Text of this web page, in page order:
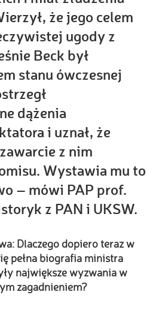
że jego celem
ugody z
Beck był
stanu ówczesnej
dążenia
i uznał, że
z nim
Wystawia mu to
– mówi PAP prof.
z PAN i UKSW.
Dlaczego dopiero teraz w
pełna biografia ministra
największe wyzwania w
zagadnieniem?